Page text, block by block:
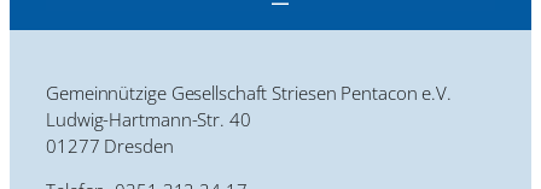
Gemeinnützige Gesellschaft Striesen Pentacon e.V.
Ludwig-Hartmann-Str. 40
01277 Dresden